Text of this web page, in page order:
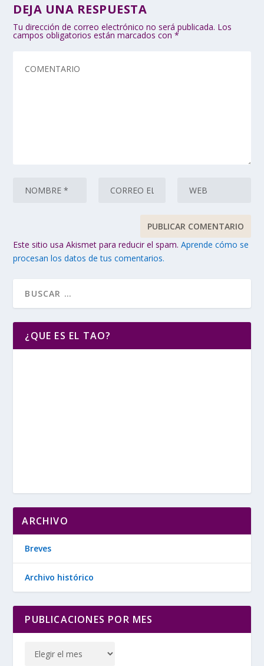
DEJA UNA RESPUESTA
Tu dirección de correo electrónico no será publicada. Los
campos obligatorios están marcados con*
Este sitio usa Akismet para reducir el spam.Aprende cómo se
procesan los datos de tus comentarios.
¿QUE ES EL TAO?
ARCHIVO
Breves
Archivo histórico
PUBLICACIONES POR MES